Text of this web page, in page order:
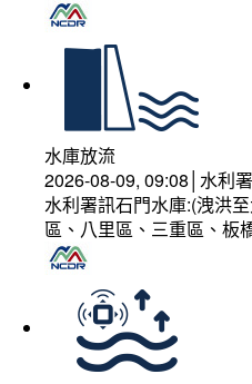
水庫放流
2026-08-09, 09:08│水利署
水利署訊石門水庫:(洩洪
區、八里區、三重區、板